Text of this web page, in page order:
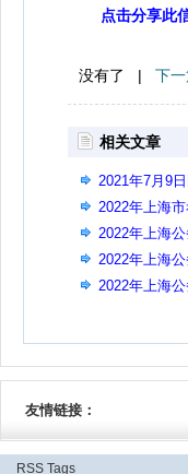
点击分享此
没有了 | 下
相关文章
2021年7月9
2022年上海市
2022年上海
2022年上海
2022年上海
友情链接：
RSS Tags